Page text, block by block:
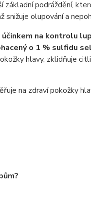
podráždění,
snižuje olupování a
na kontrolu
o 1 % sulfidu
hlavy, zklidňuje
na zdraví pokožky